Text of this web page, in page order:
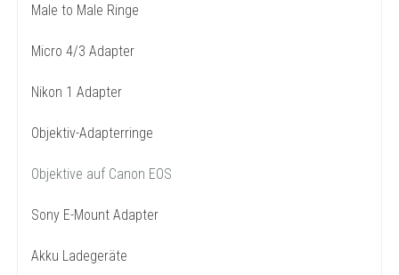
Male to Male Ringe
Micro 4/3 Adapter
Nikon 1 Adapter
Objektiv-Adapterringe
Objektive auf Canon EOS
Sony E-Mount Adapter
Akku Ladegeräte